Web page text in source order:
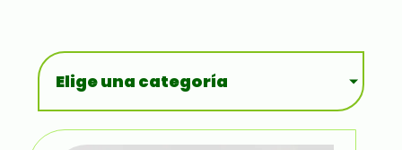
Elige una categoría